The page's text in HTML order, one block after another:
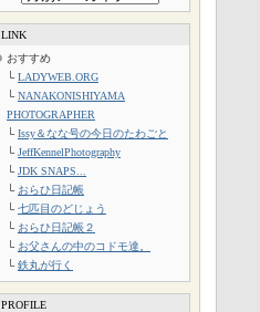
LINK
おすすめ
└ LADYWEB.ORG
└ NANAKONISHIYAMA
PHOTOGRAPHER
└ Issy＆なな号の今日のたわごと
└ JeffKennelPhotography
└ JDK SNAPS...
└ おらひ日記帳
└ 七匹目のどじょう
└ おらひ日記帳２
└ お父さんの中のコドモ達。
└ 鉄丸が行く
PROFILE